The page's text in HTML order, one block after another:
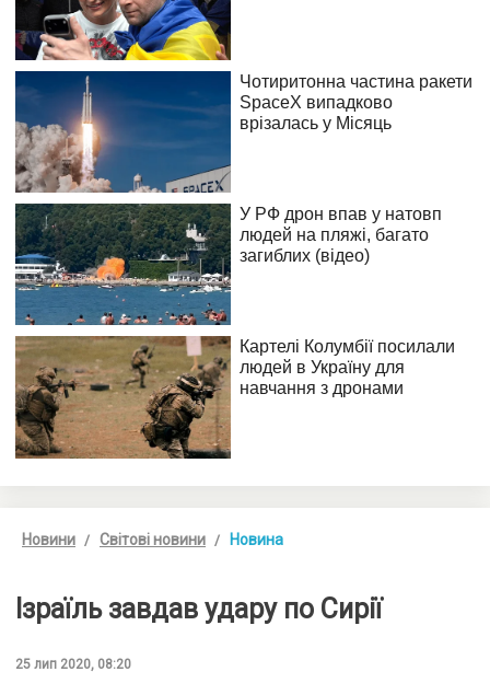
Новини Світові новини Новина
Ізраїль завдав удару по Сирії
25 лип 2020, 08:20